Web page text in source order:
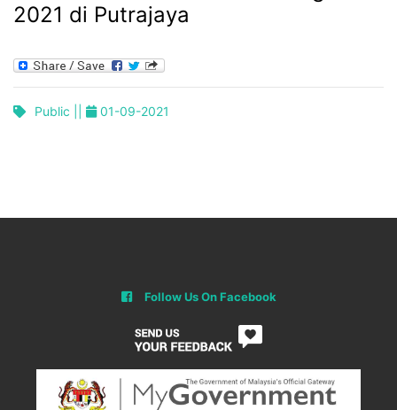
2021 di Putrajaya
Public || 01-09-2021
Follow Us On Facebook